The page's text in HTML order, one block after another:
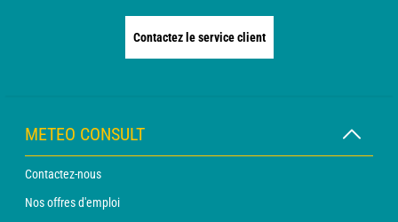
Contactez le service client
METEO CONSULT
Contactez-nous
Nos offres d'emploi